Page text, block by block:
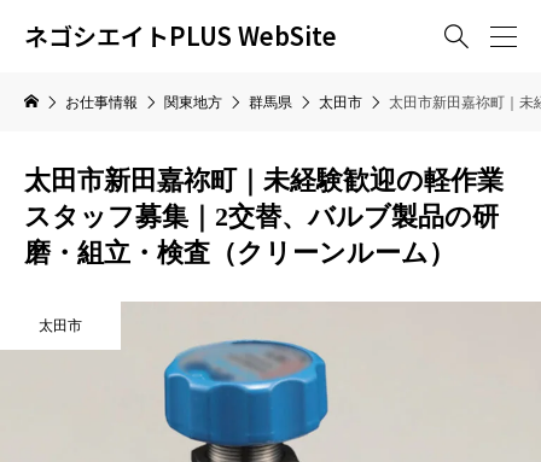
ネゴシエイトPLUS WebSite 
お仕事情報 関東地方 群馬県 太田市 太田市新田嘉祢町｜未
太田市新田嘉祢町｜未経験歓迎の軽作業
スタッフ募集｜2交替、バルブ製品の研
磨・組立・検査（クリーンルーム）
太田市